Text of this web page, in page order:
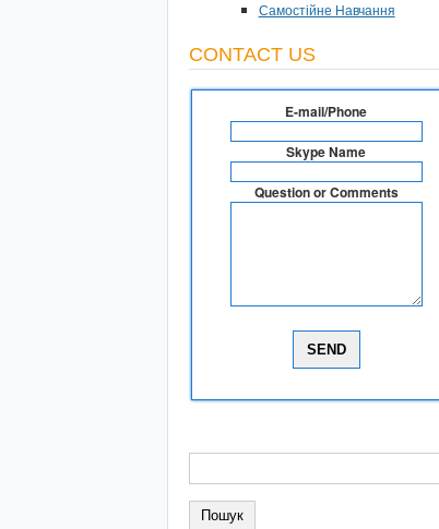
Самостійне Навчання
CONTACT US
E-mail/Phone
Skype Name
Question or Comments